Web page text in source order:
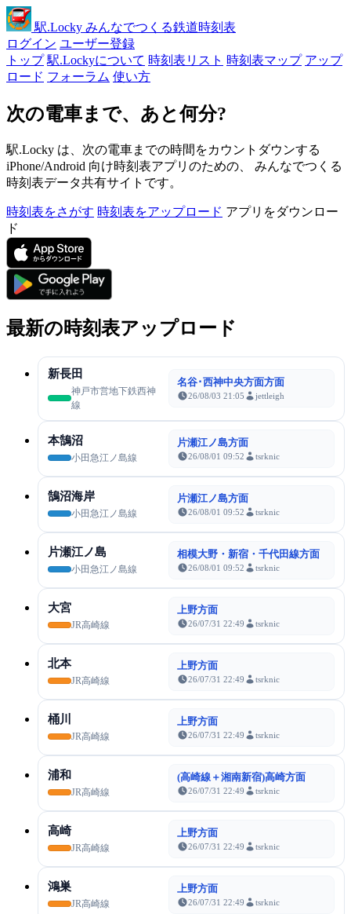
駅.Locky みんなでつくる鉄道時刻表
ログイン ユーザー登録
トップ 駅.Lockyについて 時刻表リスト 時刻表マップ アップ
ロード フォーラム 使い方
次の電車まで、あと何分?
駅.Locky は、次の電車までの時間をカウントダウンする
iPhone/Android 向け時刻表アプリのための、 みんなでつくる
時刻表データ共有サイトです。
時刻表をさがす 時刻表をアップロード アプリをダウンロー
ド
最新の時刻表アップロード
新長田
神戸市営地下鉄西神
線
名谷･西神中央方面方面
26/08/03 21:05 jettleigh
本鵠沼
小田急江ノ島線
片瀬江ノ島方面
26/08/01 09:52 tsrknic
鵠沼海岸
小田急江ノ島線
片瀬江ノ島方面
26/08/01 09:52 tsrknic
片瀬江ノ島
小田急江ノ島線
相模大野・新宿・千代田線方面
26/08/01 09:52 tsrknic
大宮
JR高崎線
上野方面
26/07/31 22:49 tsrknic
北本
JR高崎線
上野方面
26/07/31 22:49 tsrknic
桶川
JR高崎線
上野方面
26/07/31 22:49 tsrknic
浦和
JR高崎線
(高崎線＋湘南新宿)高崎方面
26/07/31 22:49 tsrknic
高崎
JR高崎線
上野方面
26/07/31 22:49 tsrknic
鴻巣
JR高崎線
上野方面
26/07/31 22:49 tsrknic